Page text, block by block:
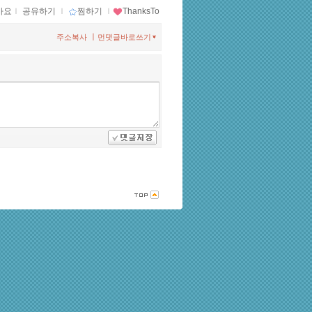
요 ｌ 공유하기 ｌ 찜하기 ｌ ThanksTo
먼댓글바로쓰기
주소복사